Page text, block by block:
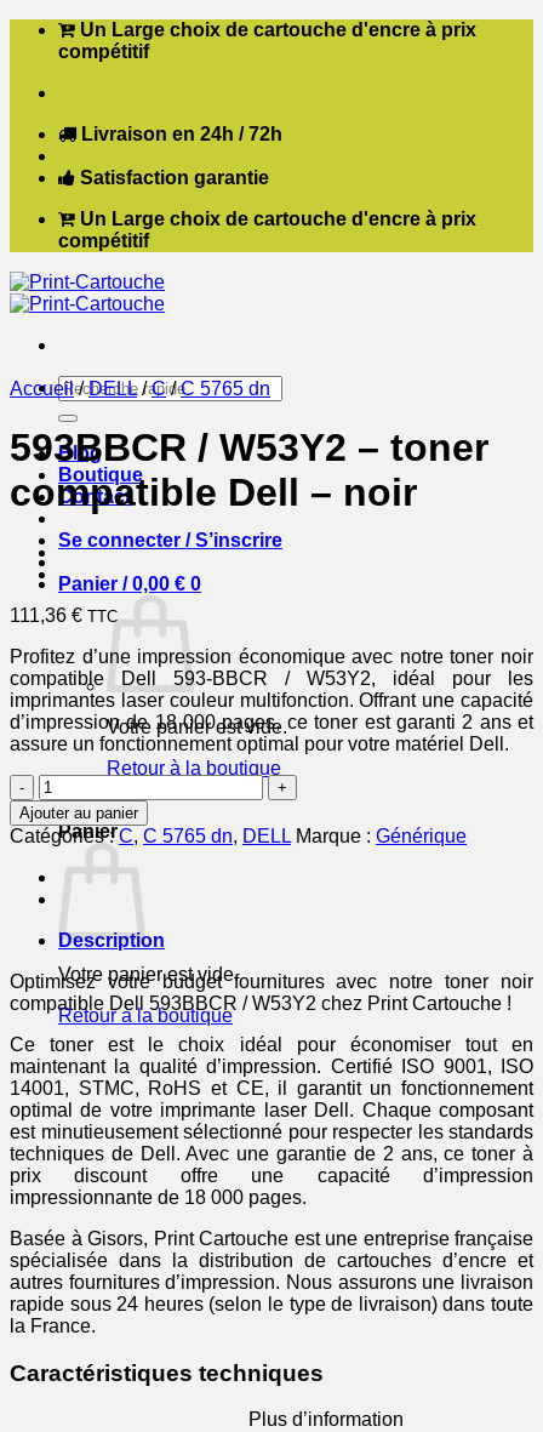
Passer Un Large choix de cartouche d'encre à prix
compétitif
Livraison en 24h / 72h
Satisfaction garantie
Un Large choix de cartouche d'encre à prix
compétitif
Recherche
pour :
Blog
Boutique
Contact
Se connecter / S’inscrire
Panier /0,00 € 0
Votre panier est vide.
Retour à la boutique
0
Panier
Votre panier est vide.
Retour à la boutique
Accueil / DELL / C / C 5765 dn
593BBCR / W53Y2 – toner
compatible Dell – noir
111,36 € TTC
Profitez d’une impression économique avec notre toner noir
compatible Dell 593-BBCR / W53Y2, idéal pour les
imprimantes laser couleur multifonction. Offrant une capacité
d’impression de 18 000 pages, ce toner est garanti 2 ans et
assure un fonctionnement optimal pour votre matériel Dell.
quantité
de
593BBCR
/
W53Y2
-
compatible
-
noir
Ajouter au panier
Catégories :C, C 5765 dn, DELL Marque : Générique
Description
Optimisez votre budget fournitures avec notre toner noir
compatible Dell 593BBCR / W53Y2 chez Print Cartouche !
Ce toner est le choix idéal pour économiser tout en
maintenant la qualité d’impression. Certifié ISO 9001, ISO
14001, STMC, RoHS et CE, il garantit un fonctionnement
optimal de votre imprimante laser Dell. Chaque composant
est minutieusement sélectionné pour respecter les standards
techniques de Dell. Avec une garantie de 2 ans, ce toner à
prix discount offre une capacité d’impression
impressionnante de 18 000 pages.
Basée à Gisors, Print Cartouche est une entreprise française
spécialisée dans la distribution de cartouches d’encre et
autres fournitures d’impression. Nous assurons une livraison
rapide sous 24 heures (selon le type de livraison) dans toute
la France.
Caractéristiques techniques
Plus d’information